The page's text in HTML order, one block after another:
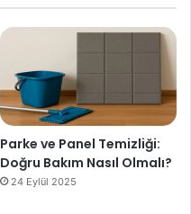
Parke ve Panel Temizliği:
Doğru Bakım Nasıl Olmalı?
24 Eylül 2025